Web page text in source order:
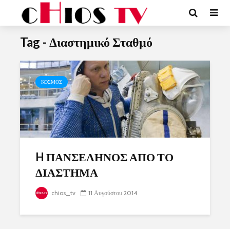
Tag - Διαστημικό Σταθμό
ΚΟΣΜΟΣ
H ΠΑΝΣΕΛΗΝΟΣ ΑΠΟ ΤΟ
ΔΙΑΣΤΗΜΑ
chios_tv 11 Αυγούστου 2014